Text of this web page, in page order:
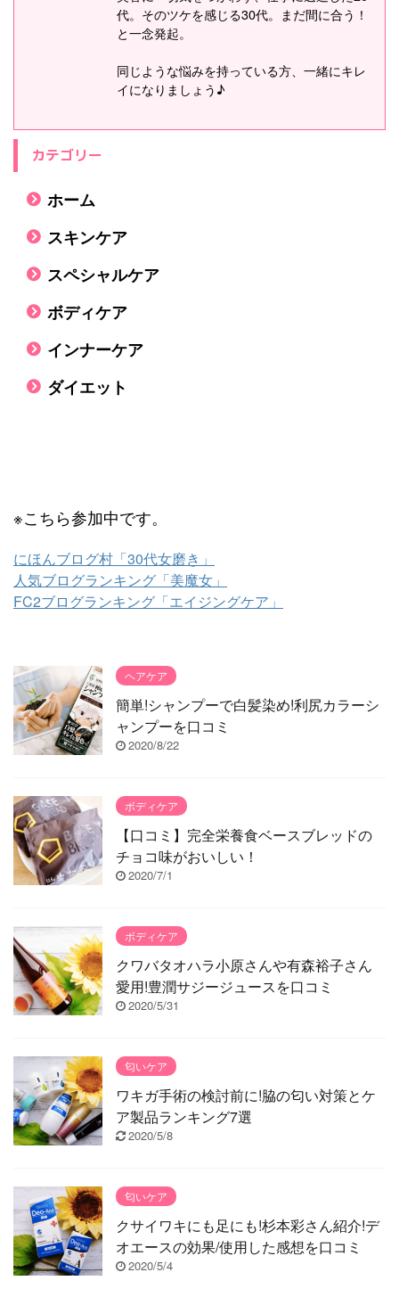
代。そのツケを感じる30代。まだ間に合う！
と一念発起。
同じような悩みを持っている方、一緒にキレ
イになりましょう♪
カテゴリー
ホーム
スキンケア
スペシャルケア
ボディケア
インナーケア
ダイエット
※こちら参加中です。
にほんブログ村「30代女磨き」
人気ブログランキング「美魔女」
FC2ブログランキング「エイジングケア」
ヘアケア
簡単!シャンプーで白髪染め!利尻カラーシ
ャンプーを口コミ
2020/8/22
ボディケア
【口コミ】完全栄養食ベースブレッドの
チョコ味がおいしい！
2020/7/1
ボディケア
クワバタオハラ小原さんや有森裕子さん
愛用!豊潤サジージュースを口コミ
2020/5/31
匂いケア
ワキガ手術の検討前に!脇の匂い対策とケ
ア製品ランキング7選
2020/5/8
匂いケア
クサイワキにも足にも!杉本彩さん紹介!デ
オエースの効果/使用した感想を口コミ
2020/5/4